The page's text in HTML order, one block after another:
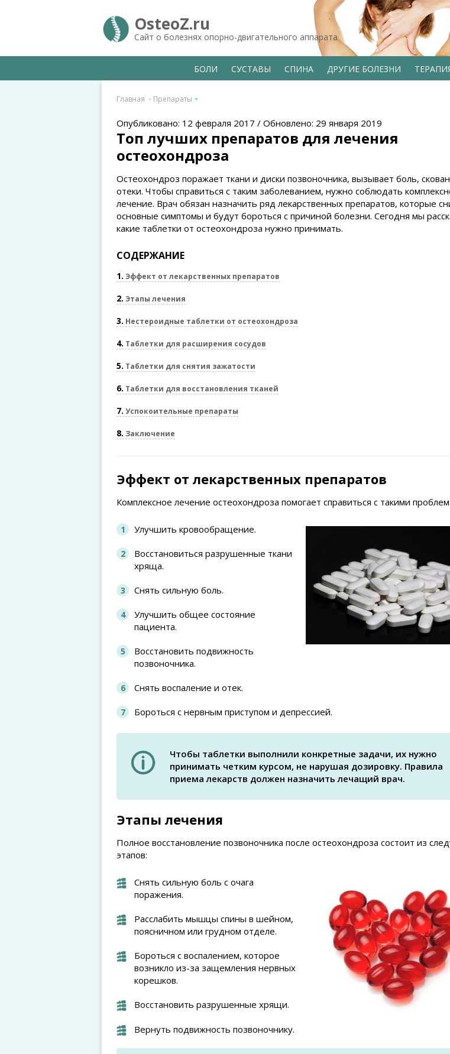
OsteoZ.ru
Сайт о болезнях опорно-двигательного аппарата
БОЛИ СУСТАВЫ СПИНА ДРУГИЕ БОЛЕЗНИ
Главная Препараты
Опубликовано: 12 февраля 2017 / Обновлено: 29 января 2019
Топ лучших препаратов для лечения
остеохондроза
Остеохондроз поражает ткани и диски позвоночника, вызывает боль,
отеки. Чтобы справиться с таким заболеванием, нужно соблюдать
лечение. Врач обязан назначить ряд лекарственных препаратов, которые
основные симптомы и будут бороться с причиной болезни. Сегодня мы
какие таблетки от остеохондроза нужно принимать.
СОДЕРЖАНИЕ
1 Эффект от лекарственных препаратов
2 Этапы лечения
3 Нестероидные таблетки от остеохондроза
4 Таблетки для расширения сосудов
5 Таблетки для снятия зажатости
6 Таблетки для восстановления тканей
7 Успокоительные препараты
8 Заключение
Эффект от лекарственных препаратов
Комплексное лечение остеохондроза помогает справиться с такими
Улучшить кровообращение.
Восстановиться разрушенные ткани
хряща.
Снять сильную боль.
Улучшить общее состояние
пациента.
Восстановить подвижность
позвоночника.
Снять воспаление и отек.
Бороться с нервным приступом и депрессией.
Чтобы таблетки выполнили конкретные задачи, их нужно
принимать четким курсом, не нарушая дозировку. Правила
приема лекарств должен назначить лечащий врач.
Этапы лечения
Полное восстановление позвоночника после остеохондроза состоит из
этапов:
Снять сильную боль с очага
поражения.
Расслабить мышцы спины в шейном,
поясничном или грудном отделе.
Бороться с воспалением, которое
возникло из-за защемления нервных
корешков.
Восстановить разрушенные хрящи.
Вернуть подвижность позвоночнику.